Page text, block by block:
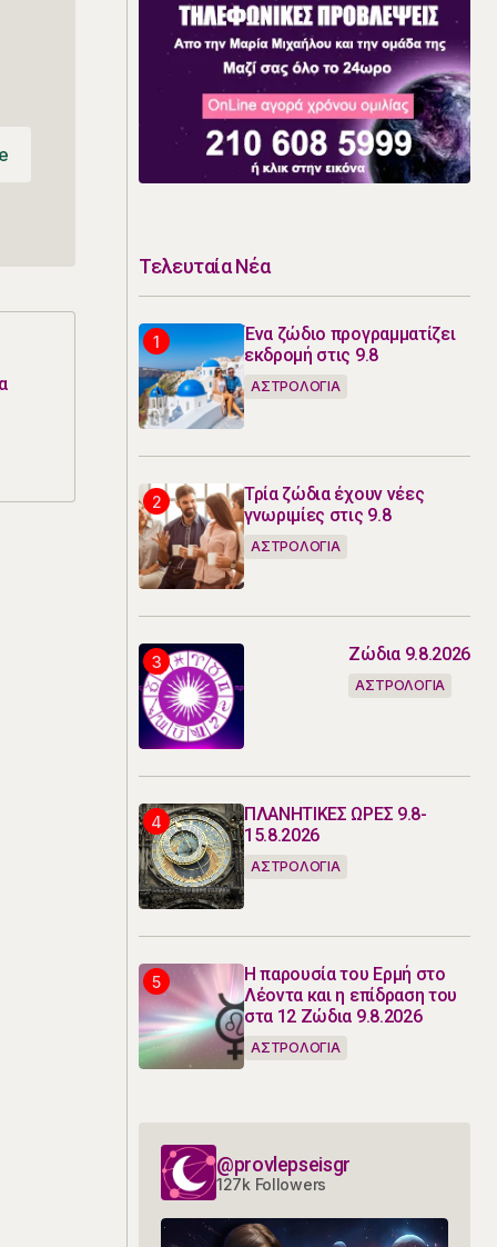
Τελευταία Νέα
Ένα ζώδιο προγραμματίζει
εκδρομή στις 9.8
ΑΣΤΡΟΛΟΓΙΑ
Τρία ζώδια έχουν νέες
γνωριμίες στις 9.8
ΑΣΤΡΟΛΟΓΙΑ
Ζώδια 9.8.2026
ΑΣΤΡΟΛΟΓΙΑ
ΠΛΑΝΗΤΙΚΕΣ ΩΡΕΣ 9.8-
15.8.2026
ΑΣΤΡΟΛΟΓΙΑ
Η παρουσία του Ερμή στο
Λέοντα και η επίδραση του
στα 12 Ζώδια 9.8.2026
ΑΣΤΡΟΛΟΓΙΑ
@provlepseisgr
127k Followers